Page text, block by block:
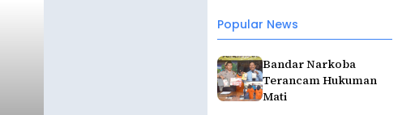
Popular News
Bandar Narkoba
Terancam Hukuman
Mati